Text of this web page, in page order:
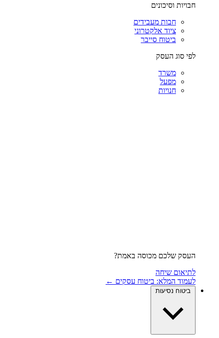
חבויות וסיכונים
חבות מעבידים
ציוד אלקטרוני
ביטוח סייבר
לפי סוג העסק
משרד
מפעל
חנויות
העסק שלכם מכוסה באמת?
לתיאום שיחה
לעמוד המלא: ביטוח עסקים ←
ביטוח נסיעות